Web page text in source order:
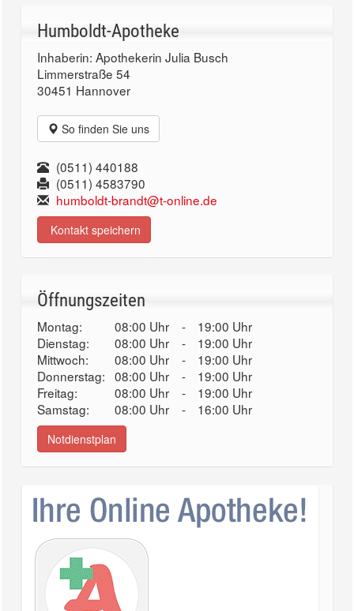
Humboldt-Apotheke
Inhaberin: Apothekerin Julia Busch
Limmerstraße 54
30451 Hannover
So finden Sie uns
(0511) 440188
(0511) 4583790
humboldt-brandt@t-online.de
Kontakt speichern
Öffnungszeiten
Montag: 08:00 Uhr -
19:00 Uhr
Dienstag:
08:00 Uhr -
19:00 Uhr
Mittwoch:
08:00 Uhr -
19:00 Uhr
Donnerstag: 08:00 Uhr -
19:00 Uhr
Freitag:
08:00 Uhr -
19:00 Uhr
Samstag:
08:00 Uhr - 16:00 Uhr
Notdienstplan